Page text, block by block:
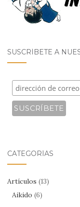
SUSCRÍBETE A
CATEGORÍAS
Artículos (13)
Aikido (6)